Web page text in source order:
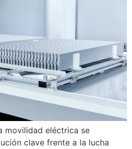
movilidad eléctrica se
clave frente a la lucha